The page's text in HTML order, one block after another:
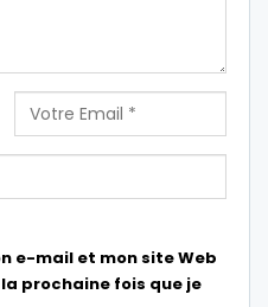
e-mail et mon site Web
prochaine fois que je